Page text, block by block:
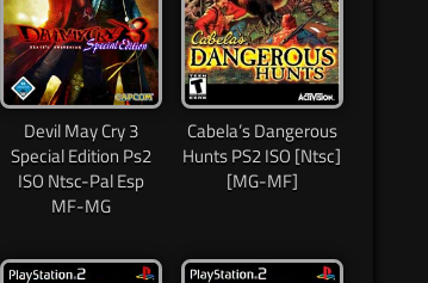
Devil May Cry 3
Special Edition Ps2
ISO Ntsc-Pal Esp
MF-MG
Cabela’s Dangerous
Hunts PS2 ISO [Ntsc]
[MG-MF]